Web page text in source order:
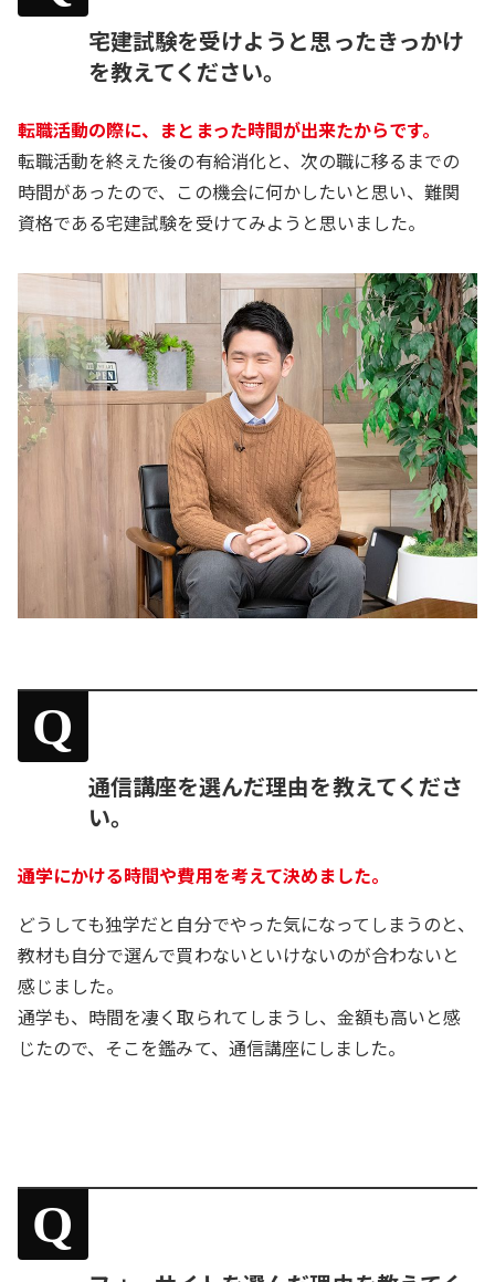
宅建試験を受けようと思ったきっかけ
を教えてください。
転職活動の際に、まとまった時間が出来たからです。
転職活動を終えた後の有給消化と、次の職に移るまでの
時間があったので、この機会に何かしたいと思い、難関
資格である宅建試験を受けてみようと思いました。
Q
通信講座を選んだ理由を教えてくださ
い。
通学にかける時間や費用を考えて決めました。
どうしても独学だと自分でやった気になってしまうのと、
教材も自分で選んで買わないといけないのが合わないと
感じました。
通学も、時間を凄く取られてしまうし、金額も高いと感
じたので、そこを鑑みて、通信講座にしました。
Q